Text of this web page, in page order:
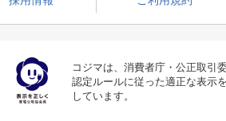
コジマは、消費者庁・公正取引
認定ルールに従った適正な表示
しています。